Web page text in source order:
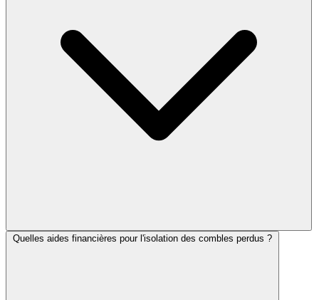
Quelles aides financières pour l'isolation des combles perdus ?